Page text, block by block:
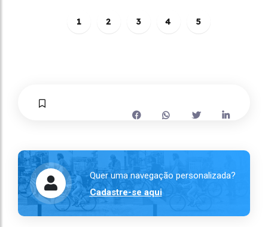
1 2 3 4 5
Quer uma navegação personalizada?
Cadastre-se aqui